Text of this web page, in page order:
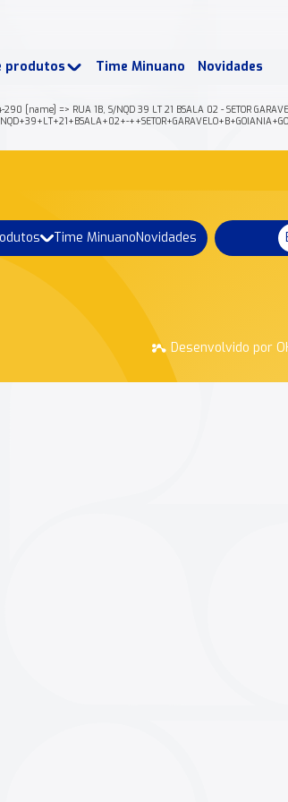
produtos Time Minuano Novidades
[name] => RUA 1B, S/NQD 39 LT 21 BSALA 02 - SETOR
Time MinuanoNovidades
Desenvolvido por